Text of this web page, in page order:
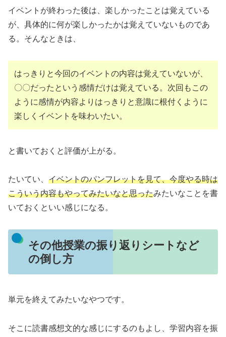
イベントが終わった後は、楽しかったことは覚えている
が、具体的に何が楽しかったかは覚えていないものであ
る。そんなときは、
はっきりと今回のイベントの内容は覚えていないが、
〇〇だったという感情だけは覚えている。次回もこの
ように感情が内容よりはっきりと意識に根付くように
楽しくイベントを味わいたい。
と書いておくと評価が上がる。
たいてい、 イベントのパンフレットを見て、今度やる時は
こういう内容もやってみたいなと思ったみたいなことを書
いておくといい感じになる。
その他授業の振り返りシートなど
の倒し方
単元を終えてみたいなやつです。
そこに読書感想文的な感じにするのもよし、学習内容を振